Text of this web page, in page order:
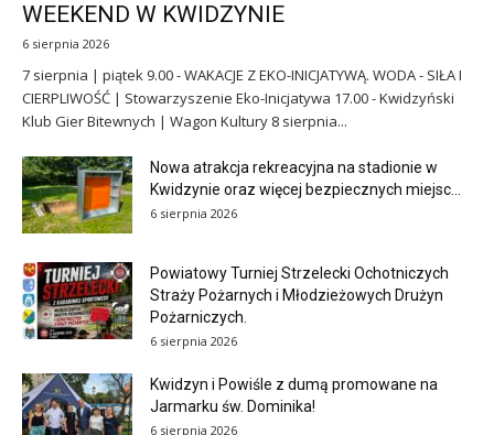
WEEKEND W KWIDZYNIE
6 sierpnia 2026
7 sierpnia | piątek 9.00 - WAKACJE Z EKO-INICJATYWĄ. WODA - SIŁA I
CIERPLIWOŚĆ | Stowarzyszenie Eko-Inicjatywa 17.00 - Kwidzyński
Klub Gier Bitewnych | Wagon Kultury 8 sierpnia...
Nowa atrakcja rekreacyjna na stadionie w
Kwidzynie oraz więcej bezpiecznych miejsc...
6 sierpnia 2026
Powiatowy Turniej Strzelecki Ochotniczych
Straży Pożarnych i Młodzieżowych Drużyn
Pożarniczych.
6 sierpnia 2026
Kwidzyn i Powiśle z dumą promowane na
Jarmarku św. Dominika!
6 sierpnia 2026